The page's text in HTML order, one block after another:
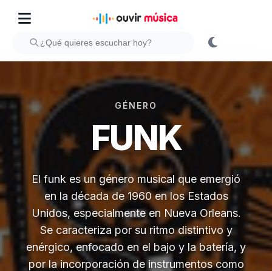
GÉNERO
FUNK
El funk es un género musical que emergió
en la década de 1960 en los Estados
Unidos, especialmente en Nueva Orleans.
Se caracteriza por su ritmo distintivo y
enérgico, enfocado en el bajo y la batería, y
por la incorporación de instrumentos como